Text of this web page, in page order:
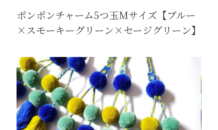
ポンポンチャーム5つ玉Mサイズ【ブルー
×スモーキーグリーン×セージグリーン】